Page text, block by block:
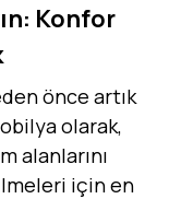
Konfor
önce artık
olarak,
alanlarını
için en